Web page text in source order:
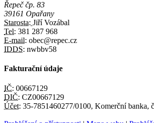
Řepeč čp. 83
39161 Opařany
Starosta: Jiří Vozábal
Tel: 381 287 968
E-mail: obec@repec.cz
IDDS: nwbbv58
Fakturační údaje
IČ: 00667129
DIČ: CZ00667129
Účet: 35-7851460277/0100, Komerční banka,